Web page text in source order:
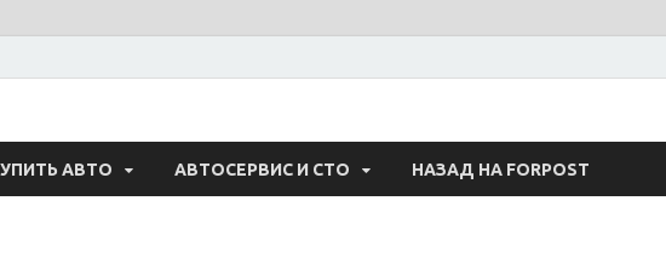
— Авто
АВТО АВТОСЕРВИС И СТО НАЗАД НА FORPOST